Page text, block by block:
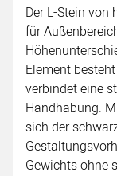
Der L-Stein
für
Element
verbindet eine
Handhabung.
sich der
Gewichts ohne